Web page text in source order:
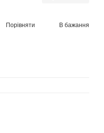
Порівняти В бажання